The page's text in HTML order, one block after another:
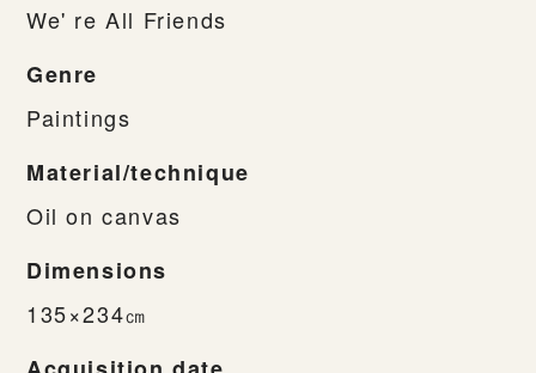
We' re All Friends
Genre
Paintings
Material/technique
Oil on canvas
Dimensions
135×234㎝